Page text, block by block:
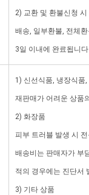
2) 교환 및 환불신청
배송, 일부환불, 전체
3일 이내에 완료됩니
1) 신선식품, 냉장식품
재판매가 어려운 상품
2) 화장품
피부 트러블 발생 시
배송비는 판매자가 부
적의 경우에는 진단서
3) 기타 상품